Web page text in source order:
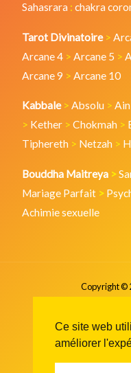
Sahasrara : chakra
Tarot Divinatoire >
Arcane 4 > Arcane 5 >
Arcane 9 > Arcane 10
Kabbale> Absolu >
> Kether > Chokmah >
Tiphereth > Netzah >
Bouddha Maitreya >
Mariage Parfait >
Achimie sexuelle
Copyright ©
Ce site web
améliorer